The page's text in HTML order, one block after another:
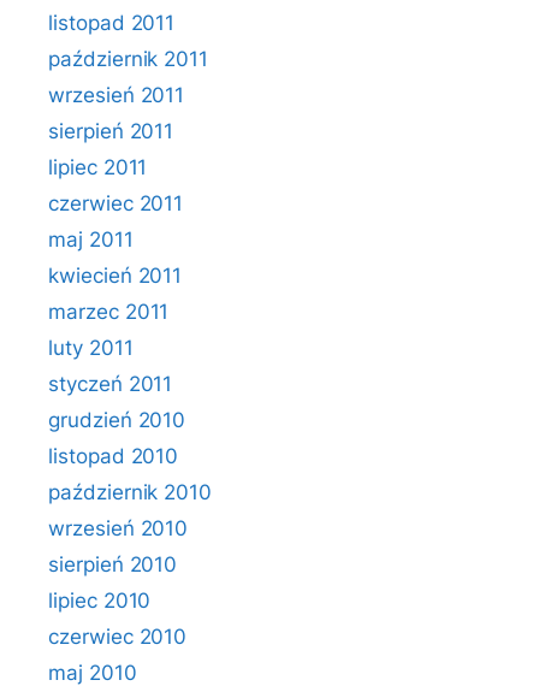
listopad 2011
październik 2011
wrzesień 2011
sierpień 2011
lipiec 2011
czerwiec 2011
maj 2011
kwiecień 2011
marzec 2011
luty 2011
styczeń 2011
grudzień 2010
listopad 2010
październik 2010
wrzesień 2010
sierpień 2010
lipiec 2010
czerwiec 2010
maj 2010